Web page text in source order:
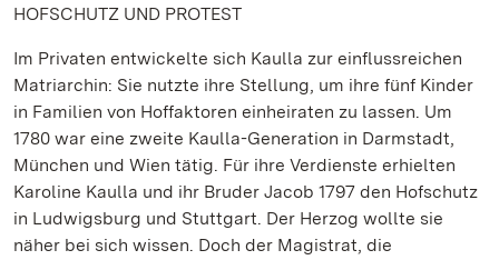
HOFSCHUTZ UND PROTEST
Im Privaten entwickelte sich Kaulla zur einflussreichen
Matriarchin: Sie nutzte ihre Stellung, um ihre fünf Kinder
in Familien von Hoffaktoren einheiraten zu lassen. Um
1780 war eine zweite Kaulla-Generation in Darmstadt,
München und Wien tätig. Für ihre Verdienste erhielten
Karoline Kaulla und ihr Bruder Jacob 1797 den Hofschutz
in Ludwigsburg und Stuttgart. Der Herzog wollte sie
näher bei sich wissen. Doch der Magistrat, die